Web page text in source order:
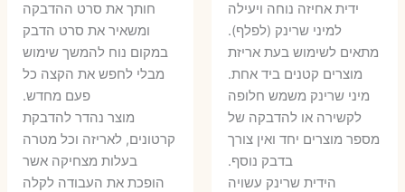
היה:
26 ₪.
ידית אחיזה נוחה ויעילה
למיני שרינק (לפלף).
מתאים לשימוש בעת אריזת
מוצרים קטנים ביד אחת.
​מיני שרינק משמש חלופה
לקשירה או להדבקה של
מספר מוצרים יחד ואין צורך
בדבק נוסף.
הידית שרינק עשויה
היה:
35 ₪.
₪.
חותך את סרט ההדבקה
ומשאיר את סרט הדבק
במקום נוח להמשך שימוש
מבלי לחפש את הקצה כל
פעם מחדש.
מוצר נהדר להדבקת
קרטונים, לאריזה וכל מטרה
בעלות מצחיקה אשר
הופכת את העבודה לקלה